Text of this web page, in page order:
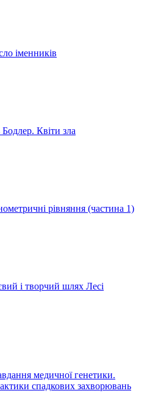
іменників
Квіти зла
рівняння (частина 1)
і творчий шлях Лесі
медичної генетики.
спадкових захворювань